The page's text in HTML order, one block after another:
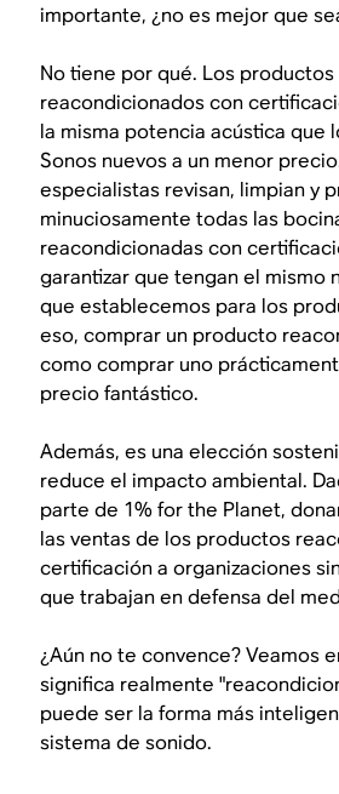
importante, ¿no es mejor que
No tiene por qué. Los productos
reacondicionados con
la misma potencia acústica que
Sonos nuevos a un menor
especialistas revisan, limpian y
minuciosamente todas las
reacondicionadas con
garantizar que tengan el mismo
que establecemos para los
eso, comprar un producto
como comprar uno
precio fantástico.
Además, es una elección
reduce el impacto ambiental.
parte de 1% for the Planet,
las ventas de los productos
certificación a organizaciones
que trabajan en defensa del
¿Aún no te convence? Veamos
significa realmente
puede ser la forma más
sistema de sonido.